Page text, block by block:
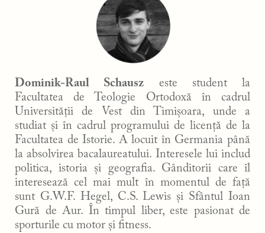
Dominik-Raul Schausz este student la
Facultatea de Teologie Ortodoxă în cadrul
Universității de Vest din Timișoara, unde a
studiat și în cadrul programului de licență de la
Facultatea de Istorie. A locuit în Germania până
la absolvirea bacalaureatului. Interesele lui includ
politica, istoria și geografia. Gânditorii care îl
interesează cel mai mult în momentul de față
sunt G.W.F. Hegel, C.S. Lewis și Sfântul Ioan
Gură de Aur. În timpul liber, este pasionat de
sporturile cu motor și fitness.